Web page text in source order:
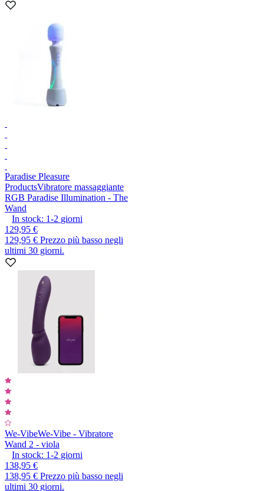
Paradise Pleasure
ProductsVibratore massaggiante
RGB Paradise Illumination - The
Wand
In stock: 1-2 giorni
129,95 €
129,95 € Prezzo più basso negli
ultimi 30 giorni.
We-VibeWe-Vibe - Vibratore
Wand 2 - viola
In stock: 1-2 giorni
138,95 €
138,95 € Prezzo più basso negli
ultimi 30 giorni.